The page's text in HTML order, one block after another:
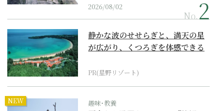
2026/08/02
No.
静かな波のせせらぎと、満天の星
が広がり、くつろぎを体感できる
PR(星野リゾート)
NEW 趣味･教養